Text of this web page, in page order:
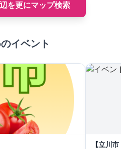
を更にマップ検索
イベント
【立川市